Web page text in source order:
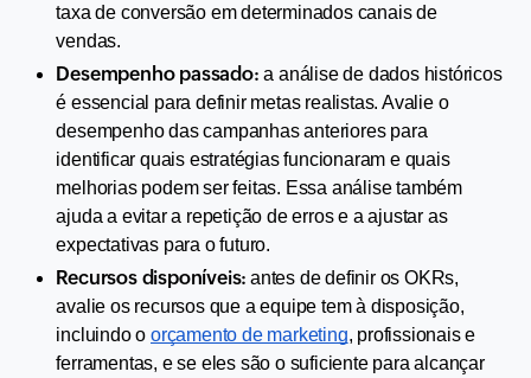
taxa de conversão em determinados canais de
vendas.
Desempenho passado: a análise de dados históricos
é essencial para definir metas realistas. Avalie o
desempenho das campanhas anteriores para
identificar quais estratégias funcionaram e quais
melhorias podem ser feitas. Essa análise também
ajuda a evitar a repetição de erros e a ajustar as
expectativas para o futuro.
Recursos disponíveis: antes de definir os OKRs,
avalie os recursos que a equipe tem à disposição,
incluindo o orçamento de marketing, profissionais e
ferramentas, e se eles são o suficiente para alcançar